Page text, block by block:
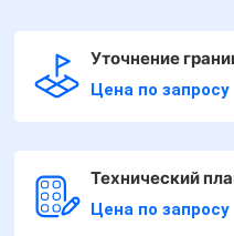
Уточнение
Цена по запросу
Технический
Цена по запросу